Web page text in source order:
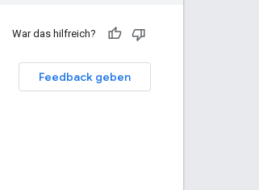
War das hilfreich?
Feedback geben